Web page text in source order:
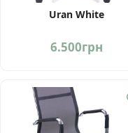
Uran White
6.500грн